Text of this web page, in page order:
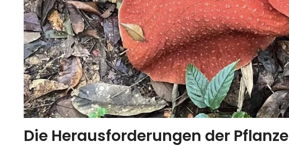
Die Herausforderungen der Pflanze